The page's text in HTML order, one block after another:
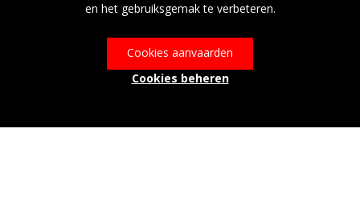
en het gebruiksgemak te verbeteren.
Cookies aanvaarden
Cookies beheren